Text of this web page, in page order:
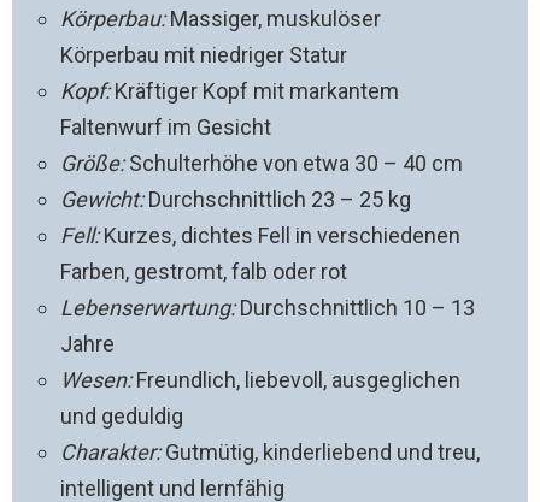
Körperbau:Massiger, muskulöser
Körperbau mit niedriger Statur
Kopf:Kräftiger Kopf mit markantem
Faltenwurf im Gesicht
Größe:Schulterhöhe von etwa 30 – 40 cm
Gewicht:Durchschnittlich 23 – 25 kg
Fell:Kurzes, dichtes Fell in verschiedenen
Farben, gestromt, falb oder rot
Lebenserwartung:Durchschnittlich 10 – 13
Jahre
Wesen:Freundlich, liebevoll, ausgeglichen
und geduldig
Charakter:Gutmütig, kinderliebend und treu,
intelligent und lernfähig